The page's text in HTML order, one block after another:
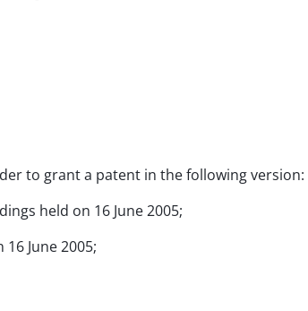
to grant a patent in the following version:
held on 16 June 2005;
June 2005;